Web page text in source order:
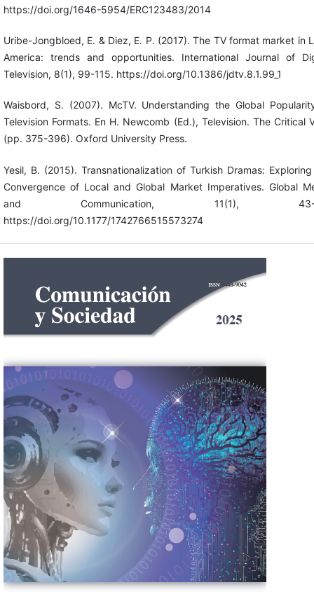
https://doi.org/1646-5954/ERC123483/2014
Uribe-Jongbloed, E. & Diez, E. P. (2017). The TV format market in
America: trends and opportunities. International Journal of
Television, 8(1), 99-115. https://doi.org/10.1386/jdtv.8.1.99_1
Waisbord, S. (2007). McTV. Understanding the Global
Television Formats. En H. Newcomb (Ed.), Television. The Critical
(pp. 375-396). Oxford University Press.
Yesil, B. (2015). Transnationalization of Turkish Dramas:
Convergence of Local and Global Market Imperatives. Global
and Communication, 11(1), 43-
https://doi.org/10.1177/1742766515573274